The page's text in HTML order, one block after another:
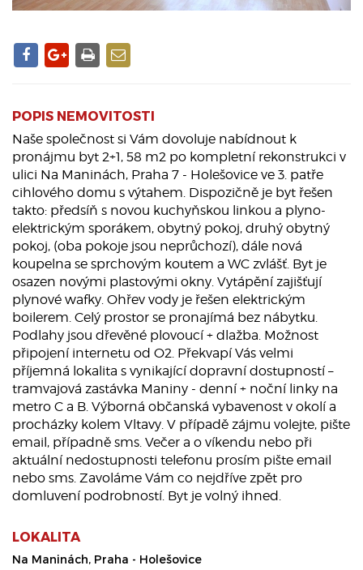
POPIS NEMOVITOSTI
Naše společnost si Vám dovoluje nabídnout k
pronájmu byt 2+1, 58 m2 po kompletní rekonstrukci v
ulici Na Maninách, Praha 7 - Holešovice ve 3. patře
cihlového domu s výtahem. Dispozičně je byt řešen
takto: předsíň s novou kuchyňskou linkou a plyno-
elektrickým sporákem, obytný pokoj, druhý obytný
pokoj, (oba pokoje jsou neprůchozí), dále nová
koupelna se sprchovým koutem a WC zvlášť. Byt je
osazen novými plastovými okny. Vytápění zajišťují
plynové wafky. Ohřev vody je řešen elektrickým
boilerem. Celý prostor se pronajímá bez nábytku.
Podlahy jsou dřevěné plovoucí + dlažba. Možnost
připojení internetu od O2. Překvapí Vás velmi
příjemná lokalita s vynikající dopravní dostupností –
tramvajová zastávka Maniny - denní + noční linky na
metro C a B. Výborná občanská vybavenost v okolí a
procházky kolem Vltavy. V případě zájmu volejte, pište
email, případně sms. Večer a o víkendu nebo při
aktuální nedostupnosti telefonu prosím pište email
nebo sms. Zavoláme Vám co nejdříve zpět pro
domluvení podrobností. Byt je volný ihned.
LOKALITA
Na Maninách, Praha - Holešovice